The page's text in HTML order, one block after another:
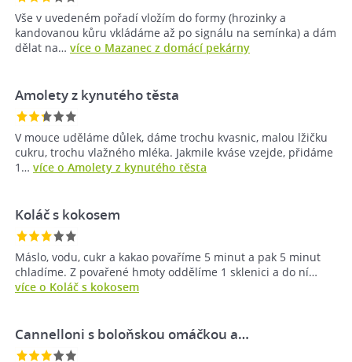
Vše v uvedeném pořadí vložím do formy (hrozinky a
kandovanou kůru vkládáme až po signálu na semínka) a dám
dělat na… více o Mazanec z domácí pekárny
Amolety z kynutého těsta
V mouce uděláme důlek, dáme trochu kvasnic, malou lžičku
cukru, trochu vlažného mléka. Jakmile kváse vzejde, přidáme
1… více o Amolety z kynutého těsta
Koláč s kokosem
Máslo, vodu, cukr a kakao povaříme 5 minut a pak 5 minut
chladíme. Z povařené hmoty oddělíme 1 sklenici a do ní…
více o Koláč s kokosem
Cannelloni s boloňskou omáčkou a…